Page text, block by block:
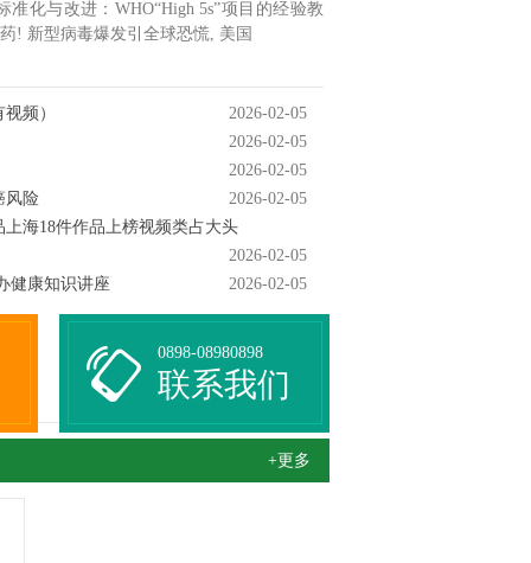
与改进：WHO“High 5s”项目的经验教
新型病毒爆发引全球恐慌, 美国
频）
2026-02-05
2026-02-05
2026-02-05
风险
2026-02-05
海18件作品上榜视频类占大头
2026-02-05
健康知识讲座
2026-02-05
0898-08980898
联系我们
+更多